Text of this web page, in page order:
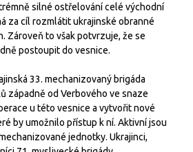
silné ostřelování celé východní
za cíl rozmlátit ukrajinské obranné
Zároveň to však potvrzuje, že se
postoupit do vesnice.
33. mechanizovaný brigáda
západně od Verbového ve snaze
u této vesnice a vytvořit nové
by umožnilo přístup k ní. Aktivní jsou
jednotky. Ukrajinci,